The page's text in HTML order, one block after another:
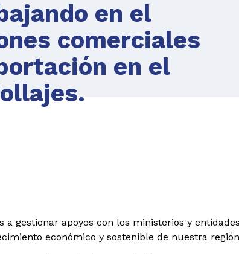
en el
comerciales
en el
a gestionar apoyos con los ministerios y
económico y sostenible de nuestra